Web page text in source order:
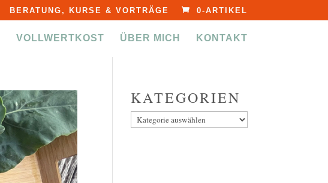
BERATUNG, KURSE & VORTRÄGE 0-ARTIKEL
VOLLWERTKOST ÜBER MICH KONTAKT
KATEGORIEN
Kategorien